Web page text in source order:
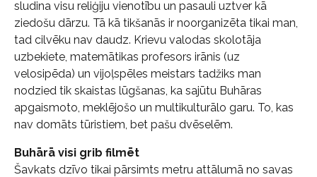
sludina visu reliģiju vienotību un pasauli uztver kā
ziedošu dārzu. Tā kā tikšanās ir noorganizēta tikai man,
tad cilvēku nav daudz. Krievu valodas skolotāja
uzbekiete, matemātikas profesors irānis (uz
velosipēda) un vijoļspēles meistars tadžiks man
nodzied tik skaistas lūgšanas, ka sajūtu Buhāras
apgaismoto, meklējošo un multikulturālo garu. To, kas
nav domāts tūristiem, bet pašu dvēselēm.
Buhārā visi grib filmēt
Šavkats dzīvo tikai pārsimts metru attālumā no savas